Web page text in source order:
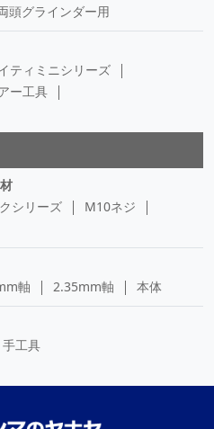
頭グラインダー用
ティミニシリーズ
ー工具
シリーズ
M10ネジ
軸 2.35mm軸 本体
手工具